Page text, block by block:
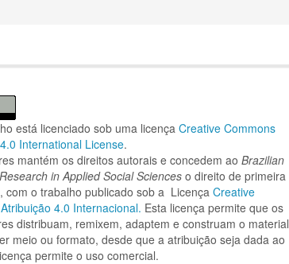
está licenciado sob uma licençaCreative Commons
International License.
mantém os direitos autorais e concedem aoBrazilian
in Applied Social Scienceso direito de primeira
com o trabalho publicado sob a LicençaCreative
4.0 Internacional. Esta licença permite que os
distribuam, remixem, adaptem e construam o material
meio ou formato, desde que a atribuição seja dada ao
permite o uso comercial.